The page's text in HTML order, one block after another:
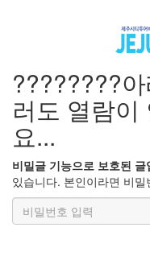
????????
러도 열람이
요...
비밀글 기능으로 보호된 글
있습니다. 본인이라면 비